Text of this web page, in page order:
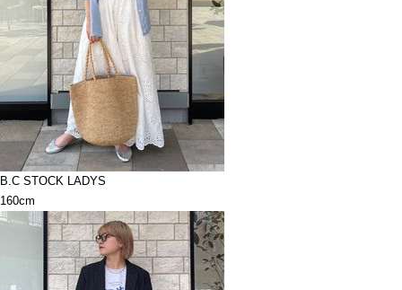
B.C STOCK LADYS
160cm